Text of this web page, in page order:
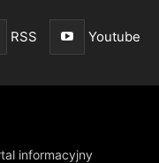
RSS Youtube
informacyjny